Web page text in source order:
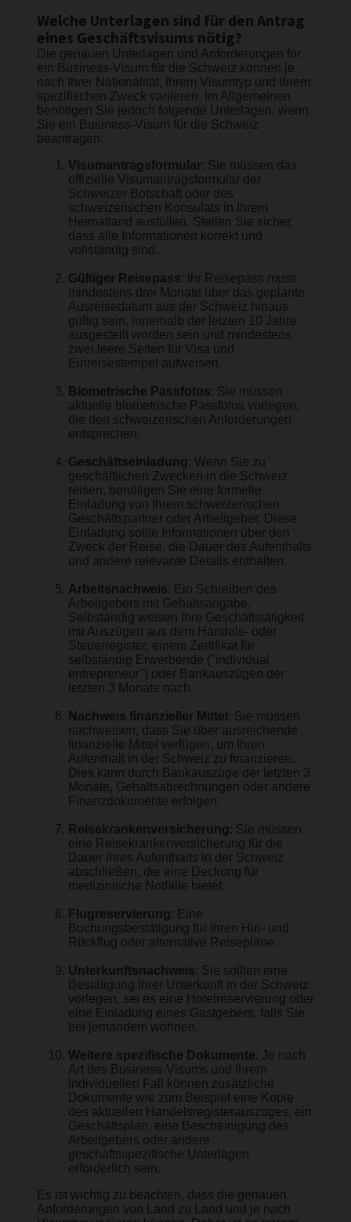
Welche Unterlagen sind für den Antrag
eines Geschäftsvisums nötig?
Die genauen Unterlagen und Anforderungen für
ein Business-Visum für die Schweiz können je
nach Ihrer Nationalität, Ihrem Visumtyp und Ihrem
spezifischen Zweck variieren. Im Allgemeinen
benötigen Sie jedoch folgende Unterlagen, wenn
Sie ein Business-Visum für die Schweiz
beantragen:
Visumantragsformular: Sie müssen das
offizielle Visumantragsformular der
Schweizer Botschaft oder des
schweizerischen Konsulats in Ihrem
Heimatland ausfüllen. Stellen Sie sicher,
dass alle Informationen korrekt und
vollständig sind.
Gültiger Reisepass: Ihr Reisepass muss
mindestens drei Monate über das geplante
Ausreisedatum aus der Schweiz hinaus
gültig sein, innerhalb der letzten 10 Jahre
ausgestellt worden sein und mindestens
zwei leere Seiten für Visa und
Einreisestempel aufweisen.
Biometrische Passfotos: Sie müssen
aktuelle biometrische Passfotos vorlegen,
die den schweizerischen Anforderungen
entsprechen.
Geschäftseinladung : Wenn Sie zu
geschäftlichen Zwecken in die Schweiz
reisen, benötigen Sie eine formelle
Einladung von Ihrem schweizerischen
Geschäftspartner oder Arbeitgeber. Diese
Einladung sollte Informationen über den
Zweck der Reise, die Dauer des Aufenthalts
und andere relevante Details enthalten.
Arbeitsnachweis: Ein Schreiben des
Arbeitgebers mit Gehaltsangabe.
Selbständig weisen Ihre Geschäftstätigkeit
mit Auszügen aus dem Handels- oder
Steuerregister, einem Zertifikat für
selbständig Erwerbende ("individual
entrepreneur") oder Bankauszügen der
letzten 3 Monate nach.
Nachweis finanzieller Mittel : Sie müssen
nachweisen, dass Sie über ausreichende
finanzielle Mittel verfügen, um Ihren
Aufenthalt in der Schweiz zu finanzieren.
Dies kann durch Bankauszüge der letzten 3
Monate, Gehaltsabrechnungen oder andere
Finanzdokumente erfolgen.
Reisekrankenversicherung : Sie müssen
eine Reisekrankenversicherung für die
Dauer Ihres Aufenthalts in der Schweiz
abschließen, die eine Deckung für
medizinische Notfälle bietet.
Flugreservierung : Eine
Buchungsbestätigung für Ihren Hin- und
Rückflug oder alternative Reisepläne.
Unterkunftsnachweis: Sie sollten eine
Bestätigung Ihrer Unterkunft in der Schweiz
vorlegen, sei es eine Hotelreservierung oder
eine Einladung eines Gastgebers, falls Sie
bei jemandem wohnen.
Weitere spezifische Dokumente: Je nach
Art des Business-Visums und Ihrem
individuellen Fall können zusätzliche
Dokumente wie zum Beispiel eine Kopie
des aktuellen Handelsregisterauszuges, ein
Geschäftsplan, eine Bescheinigung des
Arbeitgebers oder andere
geschäftsspezifische Unterlagen
erforderlich sein.
Es ist wichtig zu beachten, dass die genauen
Anforderungen von Land zu Land und je nach